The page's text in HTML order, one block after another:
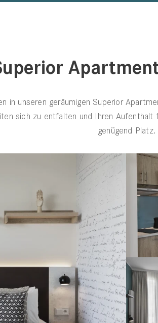
in unseren geräumigen Superior
sich zu entfalten und Ihren
genügend Platz.